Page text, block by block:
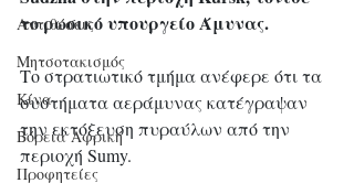
Aντιθέσεις
Μητσοτακισμός
Κίνα
Βόρεια Αφρική
Προφητείες
το ρωσικό υπουργείο Άμυνας.
Το στρατιωτικό τμήμα ανέφερε ότι τα
συστήματα αεράμυνας κατέγραψαν
την εκτόξευση πυραύλων από την
περιοχή Sumy.